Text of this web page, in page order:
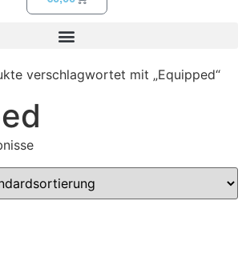
verschlagwortet mit „Equipped“